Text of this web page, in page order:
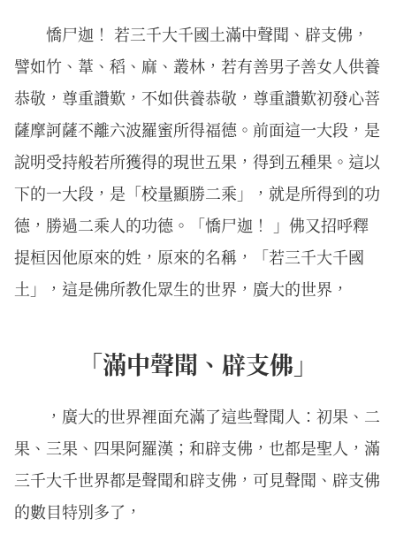
憍尸迦！ 若三千大千國土滿中聲聞、辟支佛，
譬如竹、葦、稻、麻、叢林，若有善男子善女人供養
恭敬，尊重讚歎，不如供養恭敬，尊重讚歎初發心菩
薩摩訶薩不離六波羅蜜所得福德。前面這一大段，是
說明受持般若所獲得的現世五果，得到五種果。這以
下的一大段，是「校量顯勝二乘」，就是所得到的功
德，勝過二乘人的功德。「憍尸迦！ 」佛又招呼釋
提桓因他原來的姓，原來的名稱，「若三千大千國
土」，這是佛所教化眾生的世界，廣大的世界，
「滿中聲聞、辟支佛」
，廣大的世界裡面充滿了這些聲聞人：初果、二
果、三果、四果阿羅漢；和辟支佛，也都是聖人，滿
三千大千世界都是聲聞和辟支佛，可見聲聞、辟支佛
的數目特別多了，